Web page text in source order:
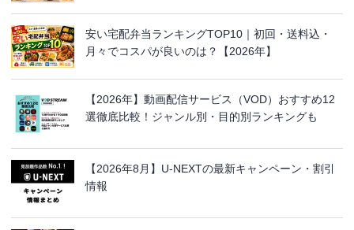
安い宅配弁当ランキングTOP10｜初回・送料込・
月々でコスパが良いのは？【2026年】
【2026年】動画配信サービス（VOD）おすすめ12
選徹底比較！ジャンル別・目的別ランキングも
【2026年8月】U-NEXTの最新キャンペーン・割引
情報